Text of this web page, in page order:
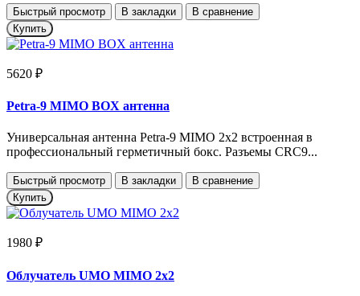
Быстрый просмотр В закладки
В сравнение
Купить
5620 ₽
Petra-9 MIMO BOX антенна
Универсальная антенна Petra-9 MIMO 2x2 встроенная в
профессиональный герметичный бокс. Разъемы CRC9...
Быстрый просмотр В закладки
В сравнение
Купить
1980 ₽
Облучатель UMO MIMO 2x2